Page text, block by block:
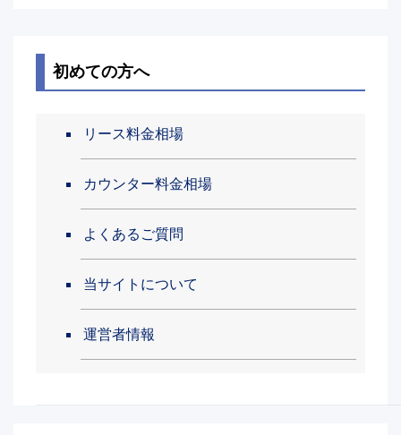
初めての方へ
リース料金相場
カウンター料金相場
よくあるご質問
当サイトについて
運営者情報